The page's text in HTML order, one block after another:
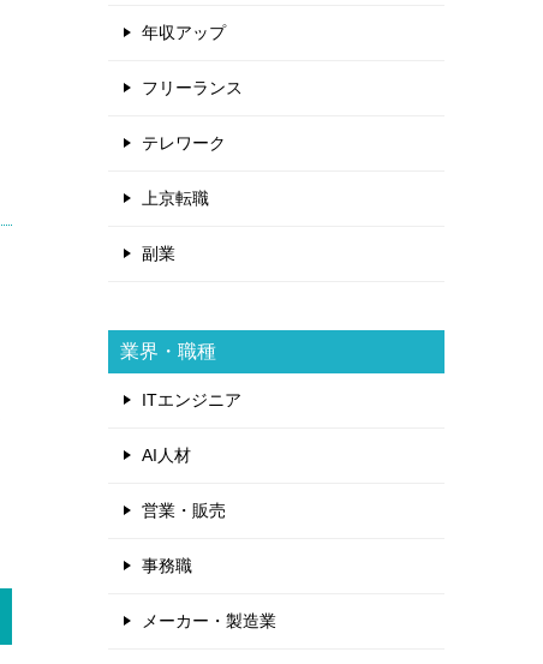
年収アップ
フリーランス
テレワーク
上京転職
副業
業界・職種
ITエンジニア
AI人材
営業・販売
事務職
メーカー・製造業